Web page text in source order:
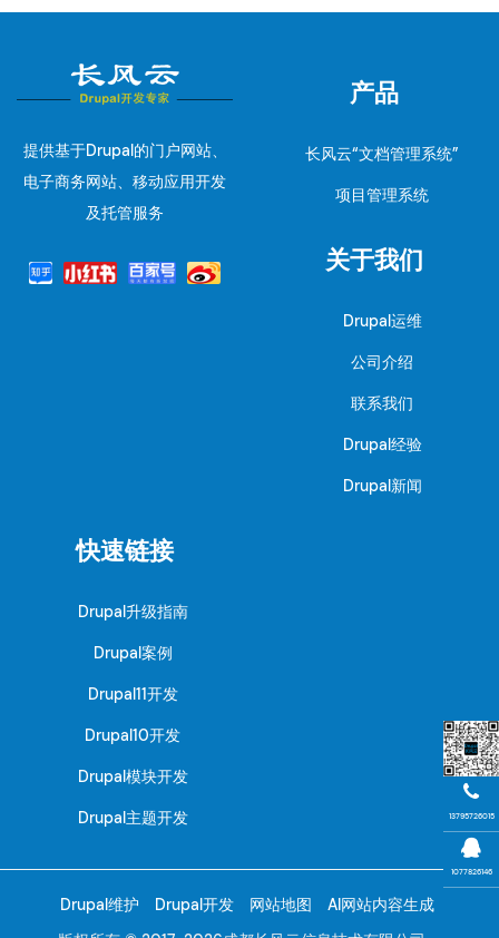
提供基于Drupal的门户网站、
电子商务网站、移动应用开发
及托管服务
13795726015
1077826146
产品
长风云“文档管理系统”
项目管理系统
关于我们
Drupal运维
公司介绍
联系我们
Drupal经验
Drupal新闻
快速链接
Drupal升级指南
Drupal案例
Drupal11开发
Drupal10开发
Drupal模块开发
Drupal主题开发
Drupal维护 Drupal开发 网站地图
AI网站内容生成